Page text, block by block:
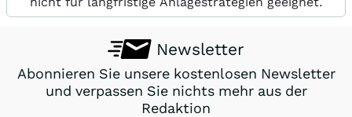
Newsletter
Abonnieren Sie unsere kostenlosen Newsletter
und verpassen Sie nichts mehr aus der
Redaktion